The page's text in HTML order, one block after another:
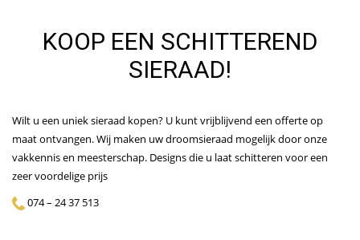
KOOP EEN SCHITTEREND
SIERAAD!
Wilt u een uniek sieraad kopen? U kunt vrijblijvend een offerte op
maat ontvangen. Wij maken uw droomsieraad mogelijk door onze
vakkennis en meesterschap. Designs die u laat schitteren voor een
zeer voordelige prijs
074 – 24 37 513